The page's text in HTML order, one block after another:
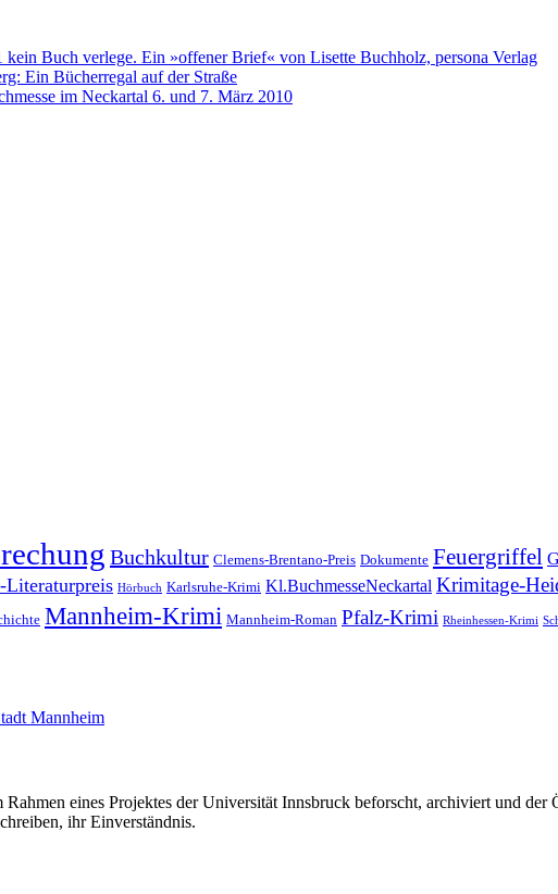
kein Buch verlege. Ein »offener Brief« von Lisette Buchholz, persona Verlag
Ein Bücherregal auf der Straße
im Neckartal 6. und 7. März 2010
Buchkultur Clemens-Brentano-Preis Dokumente Feuergriffel
Literaturpreis Hörbuch Karlsruhe-Krimi Kl.BuchmesseNeckartal Krimitage-
Mannheim-Krimi Mannheim-Roman Pfalz-Krimi Rheinhessen-Krimi
eines Projektes der Universität Innsbruck beforscht, archiviert und
ihr Einverständnis.